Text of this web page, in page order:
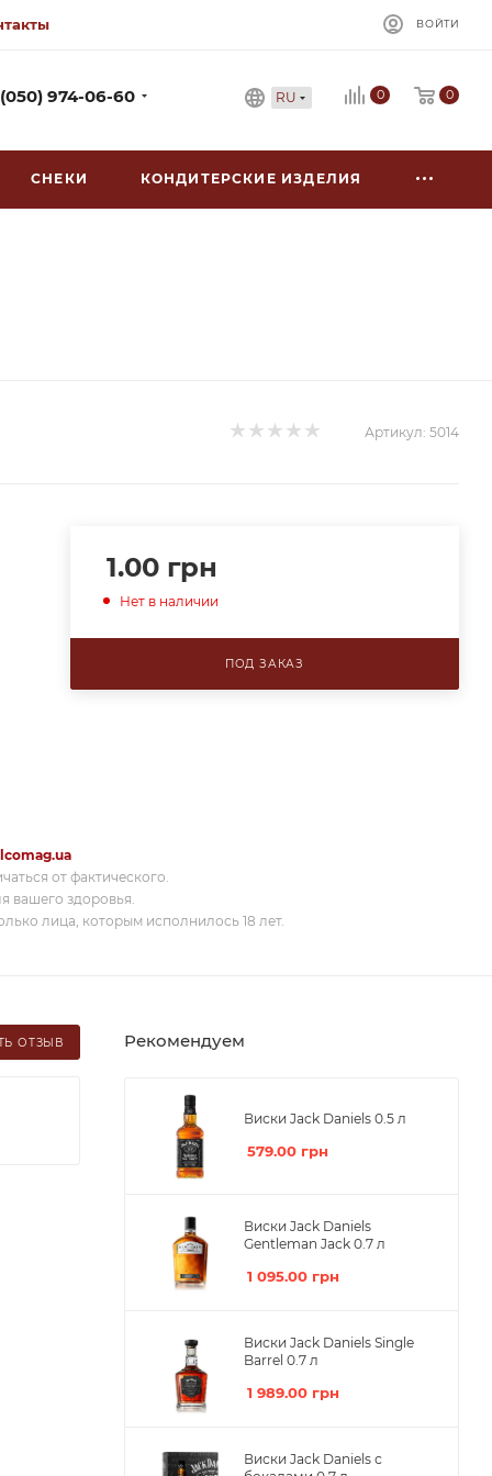
ВОЙТИ
974-06-60 RU 0 0
СНЕКИ КОНДИТЕРСКИЕ ИЗДЕЛИЯ
Артикул: 5014
1.00грн
Нет в наличии
ПОД ЗАКАЗ
от фактического.
вашего здоровья.
лица, которым исполнилось 18 лет.
ОТЗЫВ Рекомендуем
Виски Jack Daniels 0.5 л
579.00 грн
Виски Jack Daniels
Gentleman Jack 0.7 л
1 095.00 грн
Виски Jack Daniels Single
Barrel 0.7 л
1 989.00 грн
Виски Jack Daniels с